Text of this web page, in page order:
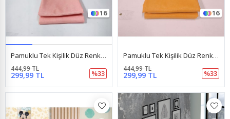
16
Pamuklu Tek Kişilik Düz Renk Lastikli Çarşaf Takımı Somon
299,99 TL
444,99 TL
%33
16
Pamuklu Tek Kişilik Düz Renk Lastikli Çarşaf Takımı Turuncu
299,99 TL
444,99 TL
%33